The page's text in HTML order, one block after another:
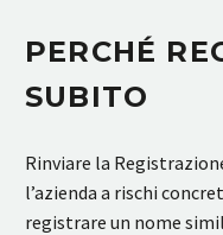
PERCHÉ
SUBITO
Rinviare la
l’azienda a rischi
registrare un nome